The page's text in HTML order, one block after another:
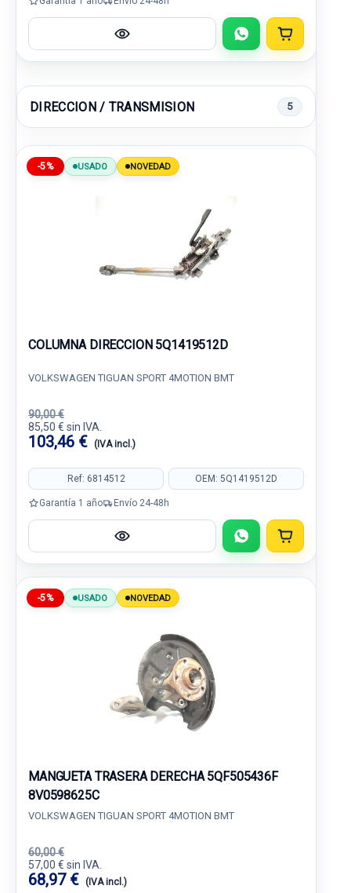
DIRECCION / TRANSMISION 5
-5% USADO NOVEDAD
COLUMNA DIRECCION 5Q1419512D
VOLKSWAGEN TIGUAN SPORT 4MOTION BMT
90,00 €
85,50 € sin IVA.
103,46 € (IVA incl.)
Ref: 6814512 OEM: 5Q1419512D
Garantía 1 año Envío 24-48h
-5% USADO NOVEDAD
MANGUETA TRASERA DERECHA 5QF505436F
8V0598625C
VOLKSWAGEN TIGUAN SPORT 4MOTION BMT
60,00 €
57,00 € sin IVA.
68,97 € (IVA incl.)